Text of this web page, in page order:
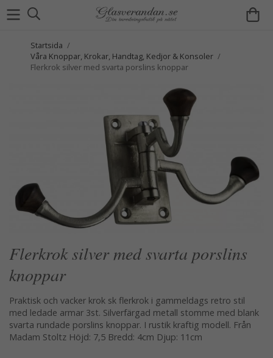
Startsida /
Våra Knoppar, Krokar, Handtag, Kedjor & Konsoler /
Flerkrok silver med svarta porslins knoppar
Flerkrok silver med svarta porslins
knoppar
Praktisk och vacker krok sk flerkrok i gammeldags retro stil
med ledade armar 3st. Silverfärgad metall stomme med blank
svarta rundade porslins knoppar. I rustik kraftig modell. Från
Madam Stoltz Höjd: 7,5 Bredd: 4cm Djup: 11cm